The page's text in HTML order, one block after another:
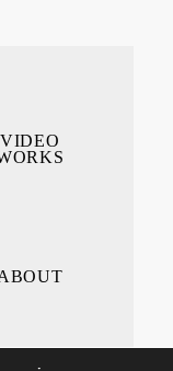
VIDEO